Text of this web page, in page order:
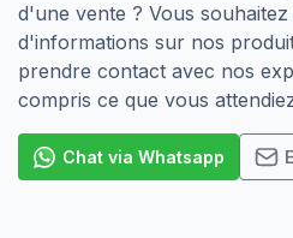
d'une vente ? Vous
d'informations sur nos
prendre contact avec nos
compris ce que vous
Chat via Whatsapp